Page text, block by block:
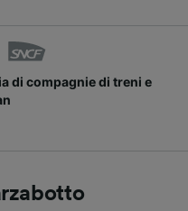
di utenti che usano già